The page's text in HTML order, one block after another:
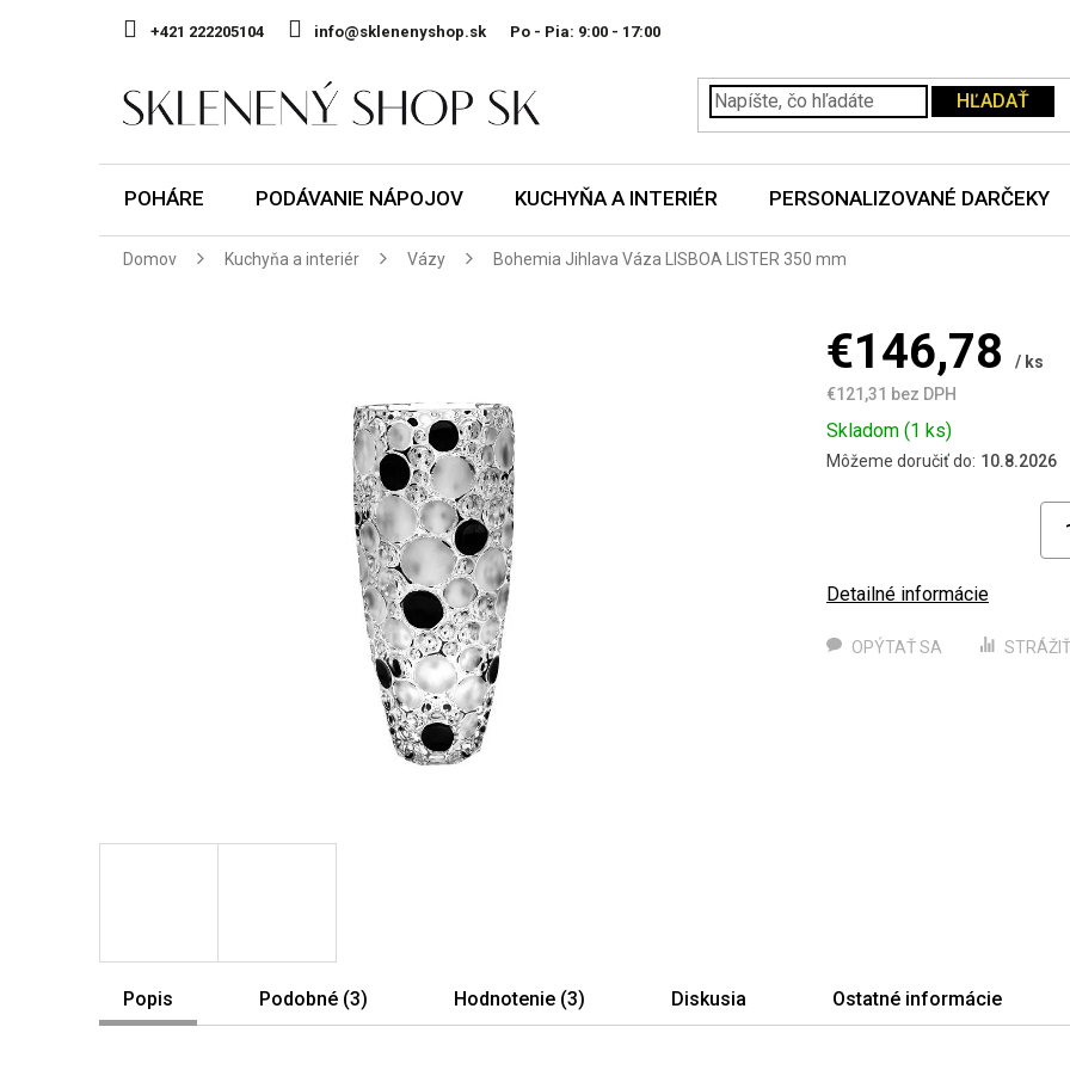
+421 222205104 info@sklenenyshop.sk Po - Pia:
HĽADAŤ
POHÁRE PODÁVANIE NÁPOJOV KUCHYŇA A INTERIÉR PERSONALIZOVANÉ DARČEKY
Domov Kuchyňa a interiér Vázy Bohemia Jihlava Váza LISBOA LISTER 350 mm
€146,78
/ ks
€121,31 bez DPH
Jednotková
cena:
Skladom (1 ks)
Môžeme doručiť do: 10.8.2026
Detailné informácie
OPÝTAŤ SA
Popis Podobné (3) Hodnotenie (3) Diskusia Ostatné informácie